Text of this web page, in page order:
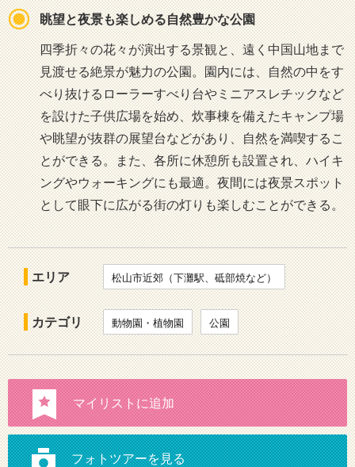
眺望と夜景も楽しめる自然豊かな公園
四季折々の花々が演出する景観と、遠く中国山地まで
見渡せる絶景が魅力の公園。園内には、自然の中をす
べり抜けるローラーすべり台やミニアスレチックなど
を設けた子供広場を始め、炊事棟を備えたキャンプ場
や眺望が抜群の展望台などがあり、自然を満喫するこ
とができる。また、各所に休憩所も設置され、ハイキ
ングやウォーキングにも最適。夜間には夜景スポット
として眼下に広がる街の灯りも楽しむことができる。
エリア 松山市近郊（下灘駅、砥部焼など）
カテゴリ 動物園・植物園 公園